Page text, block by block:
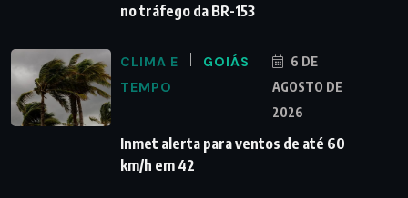
no tráfego da BR-153
CLIMA E
TEMPO
GOIÁS
6 DE
AGOSTO DE
2026
Inmet alerta para ventos de até 60
km/h em 42